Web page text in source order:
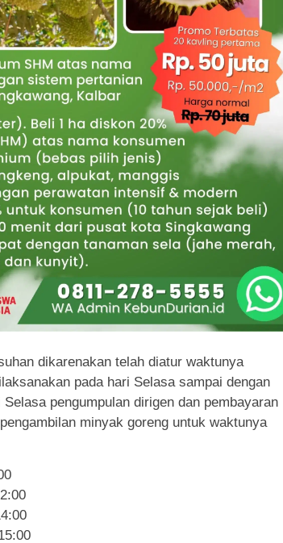
dikarenakan telah diatur waktunya
pada hari Selasa sampai dengan
pengumpulan dirigen dan pembayaran
minyak goreng untuk waktunya